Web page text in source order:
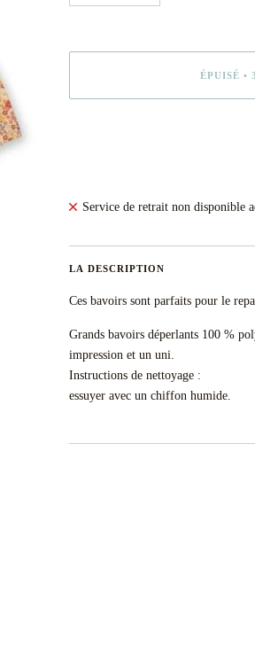
ÉPUISÉ •
Service de retrait non disponible
LA DESCRIPTION
Ces bavoirs sont parfaits pour le
Grands bavoirs déperlants 100 %
impression et un uni.
Instructions de nettoyage :
essuyer avec un chiffon humide.